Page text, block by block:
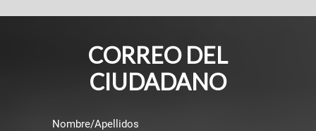
CORREO DEL
CIUDADANO
Nombre/Apellidos